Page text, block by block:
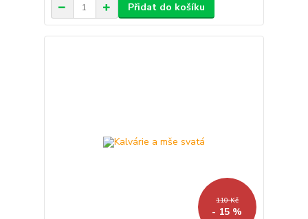
Přidat do košíku
110 Kč
- 15 %